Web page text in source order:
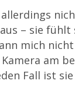
– sie fühlt
mich
am
Fall ist